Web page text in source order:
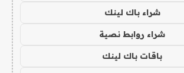
شراء باك لينك
شراء روابط نصية
باقات باك لينك